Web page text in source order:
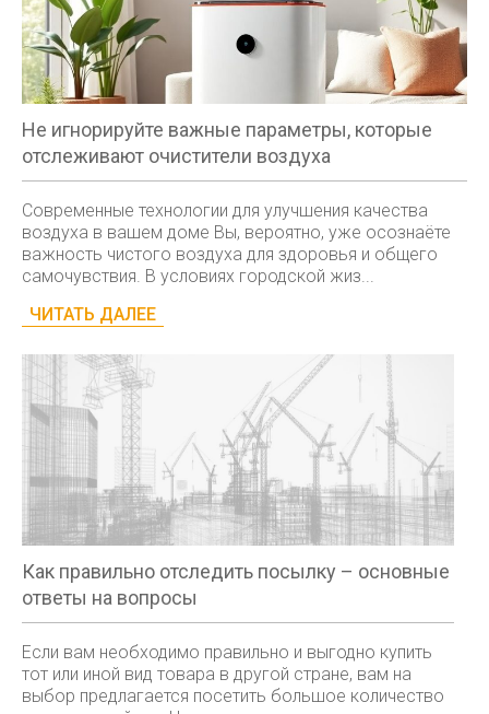
Не игнорируйте важные параметры, которые
отслеживают очистители воздуха
Современные технологии для улучшения качества
воздуха в вашем доме Вы, вероятно, уже осознаёте
важность чистого воздуха для здоровья и общего
самочувствия. В условиях городской жиз...
ЧИТАТЬ ДАЛЕЕ
Как правильно отследить посылку – основные
ответы на вопросы
Если вам необходимо правильно и выгодно купить
тот или иной вид товара в другой стране, вам на
выбор предлагается посетить большое количество